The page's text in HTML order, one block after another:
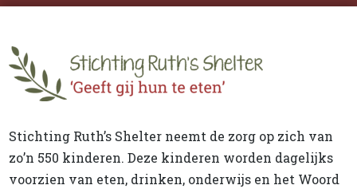
Stichting Ruth’s Shelter neemt de zorg op zich van
zo’n 550 kinderen. Deze kinderen worden dagelijks
voorzien van eten, drinken, onderwijs en het Woord